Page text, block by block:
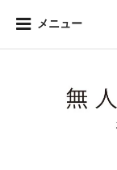
メニュー